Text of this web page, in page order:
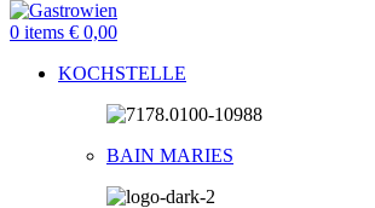
0 items € 0,00
KOCHSTELLE
BAIN MARIES